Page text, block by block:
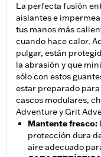
La perfecta fusión
aislantes e
tus manos más
cuando hace calor.
pulgar, están
la abrasión y que
sólo con estos
estar preparado
cascos modulares,
Adventure y Grit
Mantente fresco:
protección dura
aire adecuado